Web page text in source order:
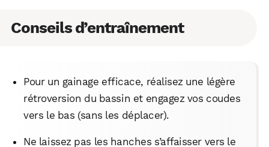
Conseils d’entraînement
Pour un gainage efficace, réalisez une légère
rétroversion du bassin et engagez vos coudes
vers le bas (sans les déplacer).
Ne laissez pas les hanches s’affaisser vers le